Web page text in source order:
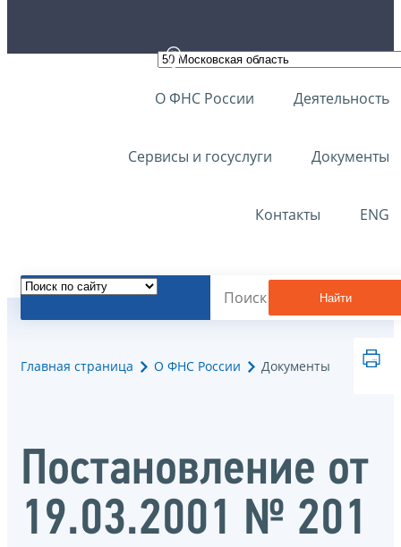
О ФНС России Деятельность
Сервисы и госуслуги Документы
Контакты ENG
Найти
Главная страница О ФНС России Документы
Постановление от
19.03.2001 № 201